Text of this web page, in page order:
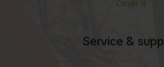
Cover It
Service &